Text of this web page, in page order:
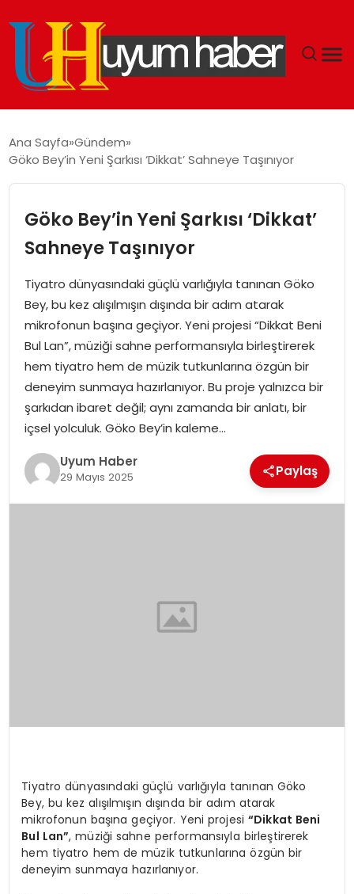
EKONOMI
SIYASET
DÜNYA
SPOR
TEKNOLOJI
SAĞLIK
MAGAZIN
YAŞAM
Ana Sayfa Gündem
Göko Bey’in Yeni Şarkısı ‘Dikkat’ Sahneye Taşınıyor
Göko Bey’in Yeni Şarkısı ‘Dikkat’
Sahneye Taşınıyor
Tiyatro dünyasındaki güçlü varlığıyla tanınan Göko
Bey, bu kez alışılmışın dışında bir adım atarak
mikrofonun başına geçiyor. Yeni projesi “Dikkat Beni
Bul Lan”, müziği sahne performansıyla birleştirerek
hem tiyatro hem de müzik tutkunlarına özgün bir
deneyim sunmaya hazırlanıyor. Bu proje yalnızca bir
şarkıdan ibaret değil; aynı zamanda bir anlatı, bir
içsel yolculuk. Göko Bey’in kaleme…
Uyum Haber
29 Mayıs 2025 Paylaş
Tiyatro dünyasındaki güçlü varlığıyla tanınan Göko
Bey, bu kez alışılmışın dışında bir adım atarak
mikrofonun başına geçiyor. Yeni projesi “Dikkat Beni
Bul Lan”, müziği sahne performansıyla birleştirerek
hem tiyatro hem de müzik tutkunlarına özgün bir
deneyim sunmaya hazırlanıyor.